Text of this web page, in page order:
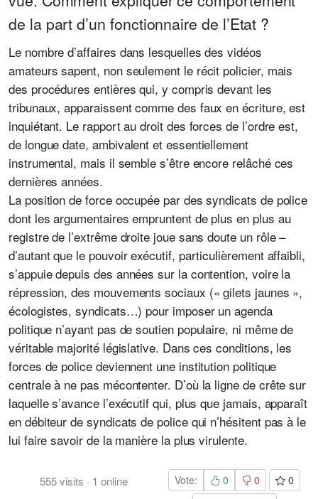
de la part d’un fonctionnaire de l’Etat ?
Le nombre d’affaires dans lesquelles des vidéos
amateurs sapent, non seulement le récit policier, mais
des procédures entières qui, y compris devant les
tribunaux, apparaissent comme des faux en écriture, est
inquiétant. Le rapport au droit des forces de l’ordre est,
de longue date, ambivalent et essentiellement
instrumental, mais il semble s’être encore relâché ces
dernières années.
La position de force occupée par des syndicats de police
dont les argumentaires empruntent de plus en plus au
registre de l’extrême droite joue sans doute un rôle –
d’autant que le pouvoir exécutif, particulièrement affaibli,
s’appuie depuis des années sur la contention, voire la
répression, des mouvements sociaux (« gilets jaunes »,
écologistes, syndicats…) pour imposer un agenda
politique n’ayant pas de soutien populaire, ni même de
véritable majorité législative. Dans ces conditions, les
forces de police deviennent une institution politique
centrale à ne pas mécontenter. D’où la ligne de crête sur
laquelle s’avance l’exécutif qui, plus que jamais, apparaît
en débiteur de syndicats de police qui n’hésitent pas à le
lui faire savoir de la manière la plus virulente.
555visits · 1 online Vote: 0 0
0